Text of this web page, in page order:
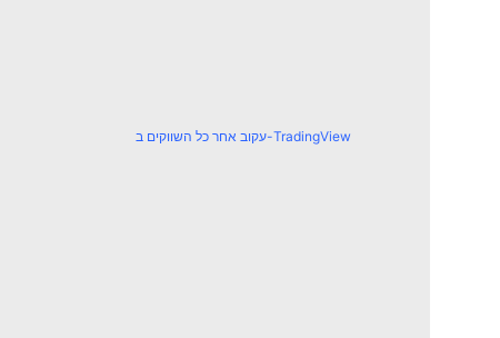
עקוב אחר כל השווקים ב-TradingView